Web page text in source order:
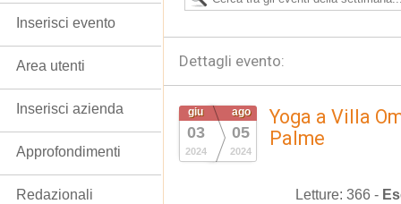
Dettagli evento:
giu
03
2024
ago
05
2024
Yoga a Villa
Palme
Letture: 366 -
Inserisci evento
Area utenti
Inserisci azienda
Approfondimenti
Redazionali